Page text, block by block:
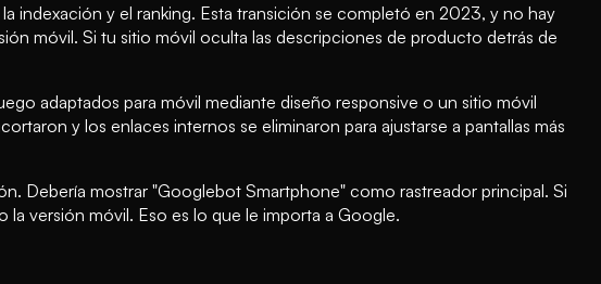
indexación y el ranking. Esta transición se completó en 2023, y no hay
móvil. Si tu sitio móvil oculta las descripciones de producto detrás de
adaptados para móvil mediante diseño responsive o un sitio móvil
y los enlaces internos se eliminaron para ajustarse a pantallas más
Debería mostrar "Googlebot Smartphone" como rastreador principal. Si
versión móvil. Eso es lo que le importa a Google.